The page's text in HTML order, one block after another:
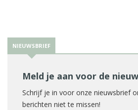
NIEUWSBRIEF
Meld je aan voor de
Schrijf je in voor onze nieuwsbrief
berichten niet te missen!